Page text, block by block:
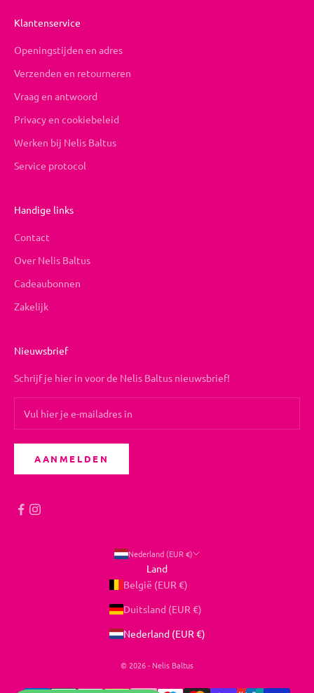
Klantenservice
Openingstijden en adres
Verzenden en retourneren
Vraag en antwoord
Privacy en cookiebeleid
Werken bij Nelis Baltus
Service protocol
Handige links
Contact
Over Nelis Baltus
Cadeaubonnen
Zakelijk
Nieuwsbrief
Schrijf je hier in voor de Nelis Baltus nieuwsbrief!
AANMELDEN
Nederland (EUR €)
Land
België (EUR €)
Duitsland (EUR €)
Nederland (EUR €)
© 2026 - Nelis Baltus